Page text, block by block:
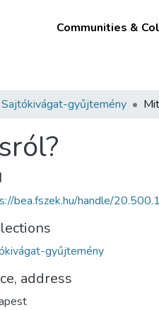
Communities &
Sajtókivágat-gyűjtemény
bea.fszek.hu/handle/
gyűjtemény
address